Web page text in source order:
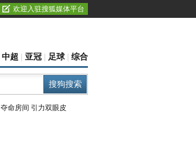
欢迎入驻搜狐媒体平台
中超 亚冠 足球 综合
夺命房间 引力双眼皮